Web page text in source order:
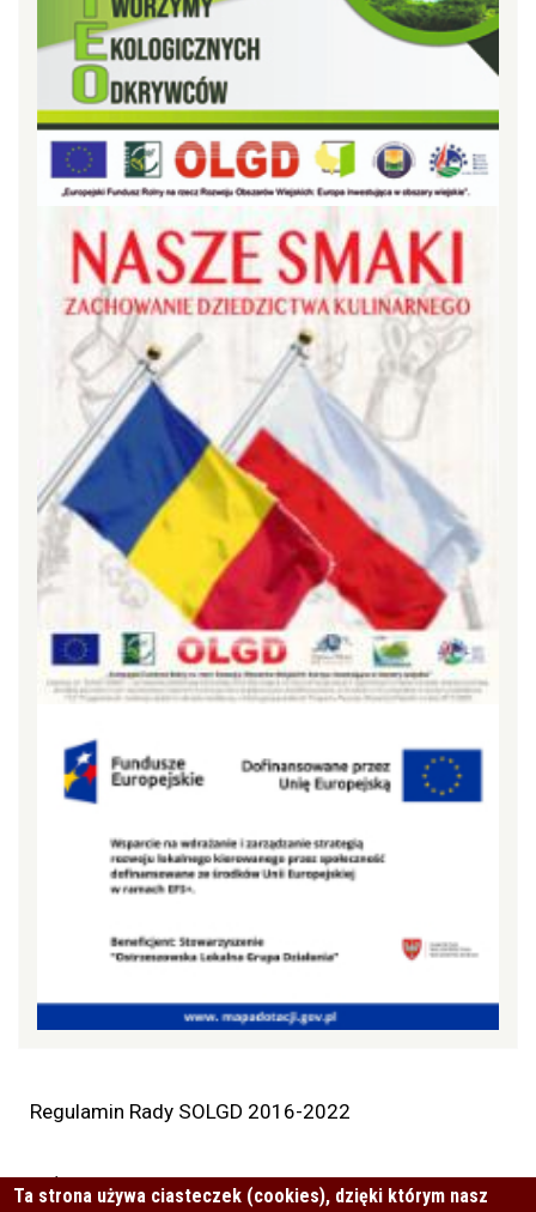
Regulamin Rady SOLGD 2016-2022
Załączniki
Ta strona używa ciasteczek (cookies), dzięki którym nasz